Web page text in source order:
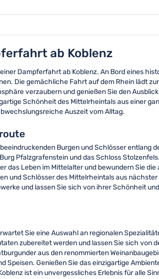
ab Koblenz
Dampferfahrt ab Koblenz. An Bord eines
Die gemächliche Fahrt auf dem Rhein lädt
verzaubern und genießen Sie den
Schönheit des Mittelrheintals aus einer
Auszeit vom Alltag.
Burgen und Schlösser entlang
Pfalzgrafenstein und das Schloss
das Leben im Mittelalter und bewundern Sie
und Schlösser des Mittelrheintals aus
und lassen Sie sich von ihrer Schönheit
Sie eine Auswahl an regionalen
zubereitet werden und lassen Sie sich von
aus den renommierten
Genießen Sie das einzigartige
ist ein unvergessliches Erlebnis für alle